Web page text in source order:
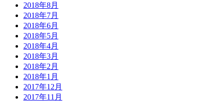
2018年8月
2018年7月
2018年6月
2018年5月
2018年4月
2018年3月
2018年2月
2018年1月
2017年12月
2017年11月